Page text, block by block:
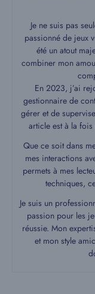
Je ne suis pas
passionné de jeux
été un atout
combiner mon
En 2023, j’ai
gestionnaire de
gérer et de
article est à la
Que ce soit dans
mes interactions
permets à mes
techniques,
Je suis un
passion pour les
réussie. Mon
et mon style